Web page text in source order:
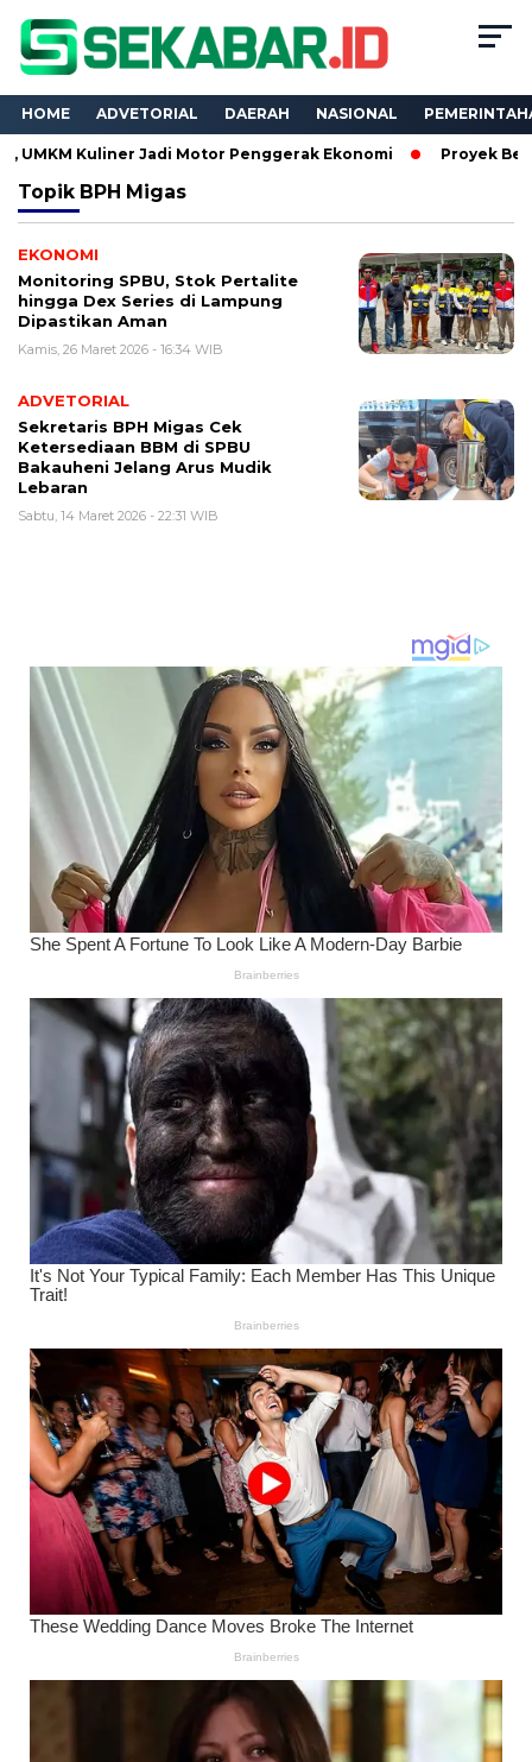
HOME ADVETORIAL DAERAH NASIONAL
Kuliner Jadi Motor Penggerak Ekonomi Proyek Belasan
Topik BPH Migas
EKONOMI
Monitoring SPBU, Stok Pertalite
hingga Dex Series di Lampung
Dipastikan Aman
Kamis, 26 Maret 2026 - 16:34 WIB
ADVETORIAL
Sekretaris BPH Migas Cek
Ketersediaan BBM di SPBU
Bakauheni Jelang Arus Mudik
Lebaran
Sabtu, 14 Maret 2026 - 22:31 WIB